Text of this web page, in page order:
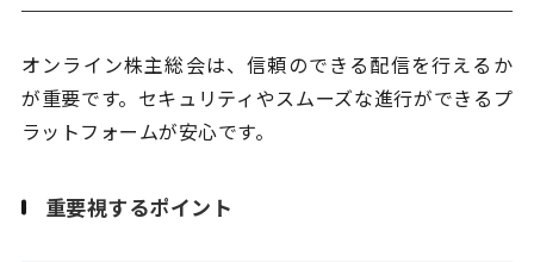
オンライン株主総会は、信頼のできる配信を行えるか
が重要です。セキュリティやスムーズな進行ができるプ
ラットフォームが安心です。
重要視するポイント